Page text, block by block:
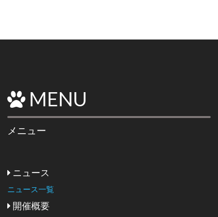
MENU
メニュー
ニュース
ニュース一覧
開催概要